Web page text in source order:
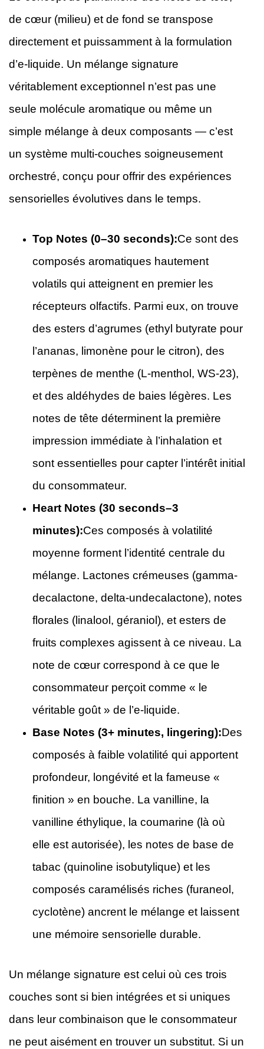
de cœur (milieu) et de fond se transpose
directement et puissamment à la formulation
d’e-liquide. Un mélange signature
véritablement exceptionnel n’est pas une
seule molécule aromatique ou même un
simple mélange à deux composants — c’est
un système multi-couches soigneusement
orchestré, conçu pour offrir des expériences
sensorielles évolutives dans le temps.
Top Notes (0–30 seconds):Ce sont des
composés aromatiques hautement
volatils qui atteignent en premier les
récepteurs olfactifs. Parmi eux, on trouve
des esters d’agrumes (ethyl butyrate pour
l’ananas, limonène pour le citron), des
terpènes de menthe (L-menthol, WS-23),
et des aldéhydes de baies légères. Les
notes de tête déterminent la première
impression immédiate à l’inhalation et
sont essentielles pour capter l’intérêt initial
du consommateur.
Heart Notes (30 seconds–3
minutes):Ces composés à volatilité
moyenne forment l’identité centrale du
mélange. Lactones crémeuses (gamma-
decalactone, delta-undecalactone), notes
florales (linalool, géraniol), et esters de
fruits complexes agissent à ce niveau. La
note de cœur correspond à ce que le
consommateur perçoit comme « le
véritable goût » de l’e-liquide.
Base Notes (3+ minutes, lingering):Des
composés à faible volatilité qui apportent
profondeur, longévité et la fameuse «
finition » en bouche. La vanilline, la
vanilline éthylique, la coumarine (là où
elle est autorisée), les notes de base de
tabac (quinoline isobutylique) et les
composés caramélisés riches (furaneol,
cyclotène) ancrent le mélange et laissent
une mémoire sensorielle durable.
Un mélange signature est celui où ces trois
couches sont si bien intégrées et si uniques
dans leur combinaison que le consommateur
ne peut aisément en trouver un substitut. Si un